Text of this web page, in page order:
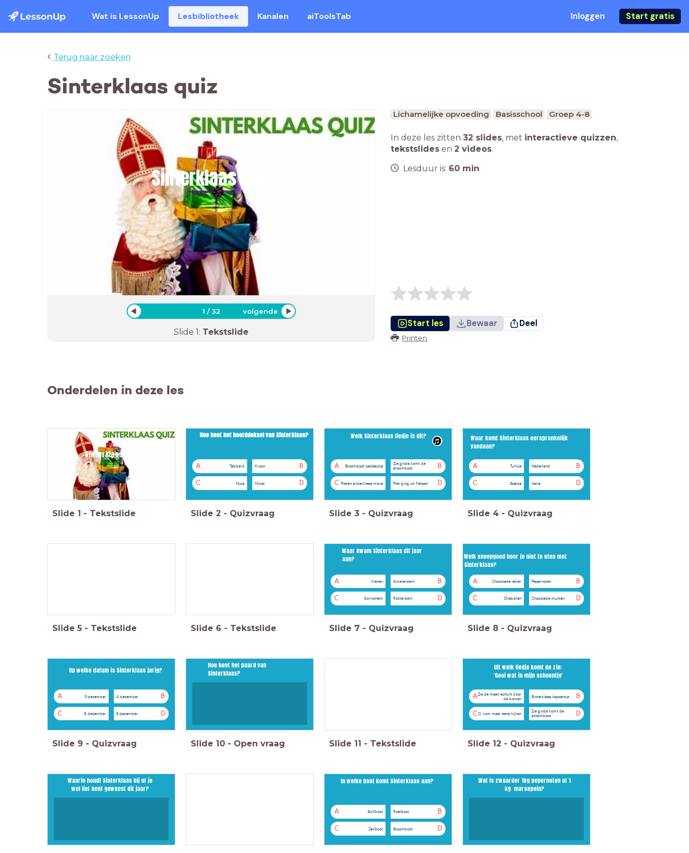
Wat is LessonUp Lesbibliotheek Kanalen aiToolsTab Inloggen Start gratis
‹ Terug naar zoeken
Sinterklaas quiz
Sinterklaas quiz
1 /32 volgende
Slide 1: Tekstslide
Lichamelijke opvoeding Basisschool Groep 4-8
In deze les zitten 32 slides, met interactieve quizzen,
tekstslides en 2 videos.
Lesduur is: 60 min
Start les Bewaar Deel
Printen
Onderdelen in deze les
Sinterklaas quiz
Slide 1 - Tekstslide
Hoe heet het hoofddeksel van Sinterklaas?
A Tabberd B
Kroon
C Muts D
Mijter
Slide 2 - Quizvraag
Welk Sinterklaas liedje is dit?
A Stoomboot cadeautje B
Zie ginds komt de
stoomboot
C Pieten sinterklaas move D
Piet ging uit fietsen
Slide 3 - Quizvraag
Waar komt Sinterklaas oorspronkelijk
vandaan?
A Turkije B
Nederland
C Spanje D
Italie
Slide 4 - Quizvraag
Slide 5 - Tekstslide Slide 6 - Tekstslide
Waar kwam Sinterklaas dit jaar
aan?
A Vianen B
Amsterdam
C Gorinchem D
Rotterdam
Slide 7 - Quizvraag
Welk snoepgoed hoor je niet te eten met
Sinterklaas?
A Chocolade letter B
Pepernoten
C Oliebollen D
Chocolade munten
Slide 8 - Quizvraag
Op welke datum is Sinterklaas jarig?
A 3 december B
4 december
C 5 december D
6 december
Slide 9 - Quizvraag
Hoe heet het paard van
Sinterklaas?
Slide 10 - Open vraag Slide 11 - Tekstslide
Uit welk liedje komt de zin:
'Gooi wat in mijn schoentje'
AZie de maan schijnt door
de bomen
B
Sinterklaas kapoentje
C O, kom maar eens kijken D
Zie ginds komt de
stoomboot
Slide 12 - Quizvraag
Waarin houdt Sinterklaas bij of je
wel lief bent geweest dit jaar?
In welke boot komt Sinterklaas aan?
A Surfboot B
Roeiboot
C Zeilboot D
Stoomboot
Wat is zwaarder 1kg pepernoten of 1
kg marsepein?